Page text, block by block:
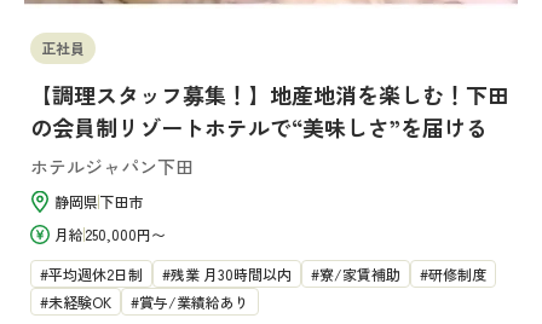
正社員
【調理スタッフ募集！】地産地消を楽しむ！下田
の会員制リゾートホテルで“美味しさ”を届ける
ホテルジャパン下田
静岡県下田市
月給250,000円〜
平均週休2日制
残業 月30時間以内 寮/家賃補助
研修制度
未経験OK
賞与/業績給あり